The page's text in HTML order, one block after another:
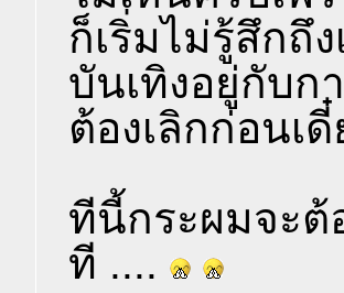
ก็เริ่มไม่รู้สึกถึ
บันเทิงอยู่กับก
ต้องเลิกก่อนเ
ทีนี้กระผมจะ
ที ....